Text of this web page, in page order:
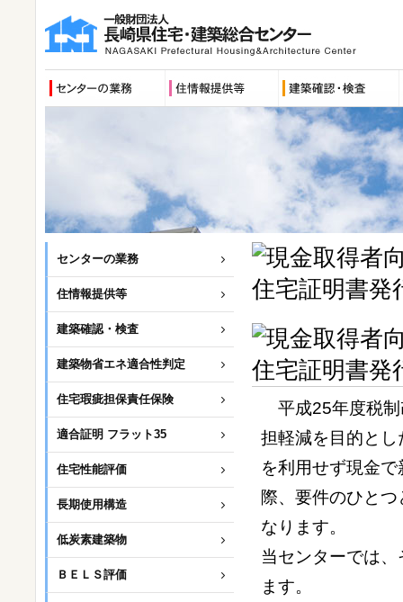
センターの業務
住情報提供等
建築確認・検査
建築物省エネ適合性判定
住宅瑕疵担保責任保険
適合証明 フラット35
住宅性能評価
長期使用構造
低炭素建築物
ＢＥＬＳ評価
平成25年度税制
担軽減を目的と
を利用せず現金
際、要件のひと
なります。
当センターでは
ます。